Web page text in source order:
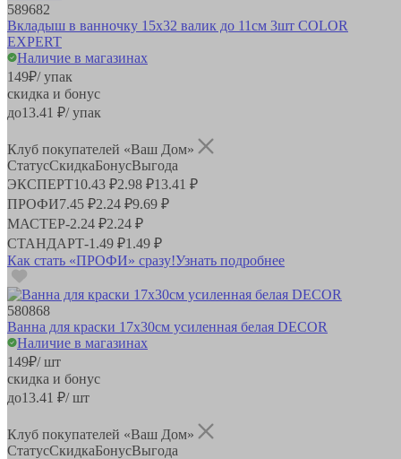
589682
Вкладыш в ванночку 15х32 валик до 11см 3шт COLOR
EXPERT
Наличие в магазинах
149₽/ упак
скидка и бонус
до13.41 ₽/ упак
Клуб покупателей «Ваш Дом»
СтатусСкидкаБонусВыгода
ЭКСПЕРТ10.43 ₽2.98 ₽13.41 ₽
ПРОФИ7.45 ₽2.24 ₽9.69 ₽
МАСТЕР-2.24 ₽2.24 ₽
СТАНДАРТ-1.49 ₽1.49 ₽
Как стать «ПРОФИ» сразу!Узнать подробнее
580868
Ванна для краски 17х30см усиленная белая DECOR
Наличие в магазинах
149₽/ шт
скидка и бонус
до13.41 ₽/ шт
Клуб покупателей «Ваш Дом»
СтатусСкидкаБонусВыгода